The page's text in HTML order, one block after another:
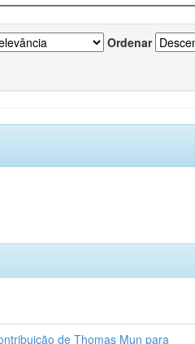
Ordenar
de Thomas Mun para